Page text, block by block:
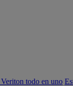
todo en uno